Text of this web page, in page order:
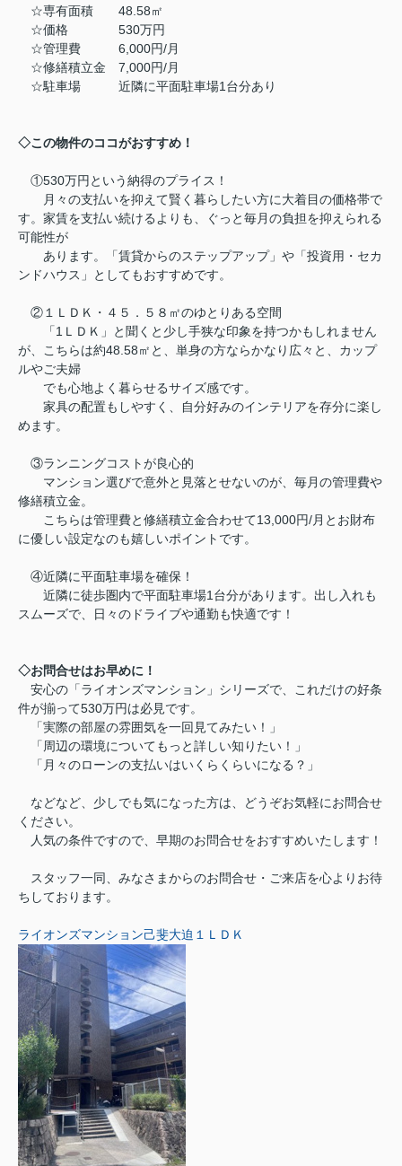
☆専有面積 48.58㎡
☆価格 530万円
☆管理費 6,000円/月
☆修繕積立金 7,000円/月
☆駐車場 近隣に平面駐車場1台分あり
◇この物件のココがおすすめ！
①530万円という納得のプライス！
月々の支払いを抑えて賢く暮らしたい方に大着目の価格帯で
す。家賃を支払い続けるよりも、ぐっと毎月の負担を抑えられる
可能性が
あります。「賃貸からのステップアップ」や「投資用・セカ
ンドハウス」としてもおすすめです。
②１ＬＤＫ・４５．５８㎡のゆとりある空間
「1ＬＤＫ」と聞くと少し手狭な印象を持つかもしれません
が、こちらは約48.58㎡と、単身の方ならかなり広々と、カップ
ルやご夫婦
でも心地よく暮らせるサイズ感です。
家具の配置もしやすく、自分好みのインテリアを存分に楽し
めます。
③ランニングコストが良心的
マンション選びで意外と見落とせないのが、毎月の管理費や
修繕積立金。
こちらは管理費と修繕積立金合わせて13,000円/月とお財布
に優しい設定なのも嬉しいポイントです。
④近隣に平面駐車場を確保！
近隣に徒歩圏内で平面駐車場1台分があります。出し入れも
スムーズで、日々のドライブや通勤も快適です！
◇お問合せはお早めに！
安心の「ライオンズマンション」シリーズで、これだけの好条
件が揃って530万円は必見です。
「実際の部屋の雰囲気を一回見てみたい！」
「周辺の環境についてもっと詳しい知りたい！」
「月々のローンの支払いはいくらくらいになる？」
などなど、少しでも気になった方は、どうぞお気軽にお問合せ
ください。
人気の条件ですので、早期のお問合せをおすすめいたします！
スタッフ一同、みなさまからのお問合せ・ご来店を心よりお待
ちしております。
ライオンズマンション己斐大迫１ＬＤＫ